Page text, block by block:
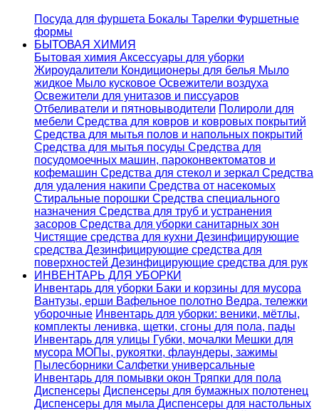
Посуда для фуршета Бокалы Тарелки Фуршетные
формы
БЫТОВАЯ ХИМИЯ
Бытовая химия Аксессуары для уборки
Жироудалители Кондиционеры для белья Мыло
жидкое Мыло кусковое Освежители воздуха
Освежители для унитазов и писсуаров
Отбеливатели и пятновыводители Полироли для
мебели Средства для ковров и ковровых покрытий
Средства для мытья полов и напольных покрытий
Средства для мытья посуды Средства для
посудомоечных машин, пароконвектоматов и
кофемашин Средства для стекол и зеркал Средства
для удаления накипи Средства от насекомых
Стиральные порошки Cредства специального
назначения Средства для труб и устранения
засоров Средства для уборки санитарных зон
Чистящие средства для кухни Дезинфицирующие
средства Дезинфицирующие средства для
поверхностей Дезинфицирующие средства для рук
ИНВЕНТАРЬ ДЛЯ УБОРКИ
Инвентарь для уборки Баки и корзины для мусора
Вантузы, ерши Вафельное полотно Ведра, тележки
уборочные Инвентарь для уборки: веники, мётлы,
комплекты ленивка, щетки, сгоны для пола, пады
Инвентарь для улицы Губки, мочалки Мешки для
мусора МОПы, рукоятки, флаундеры, зажимы
Пылесборники Салфетки универсальные
Инвентарь для помывки окон Тряпки для пола
Диспенсеры Диспенсеры для бумажных полотенец
Диспенсеры для мыла Диспенсеры для настольных